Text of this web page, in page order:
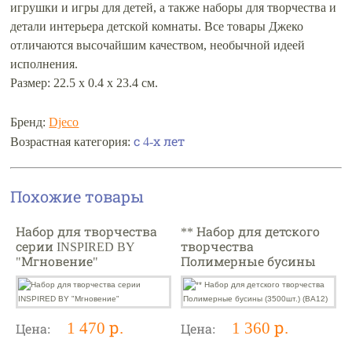
игрушки и игры для детей, а также наборы для творчества и
детали интерьера детской комнаты. Все товары Джеко
отличаются высочайшим качеством, необычной идеей
исполнения.
Размер: 22.5 х 0.4 х 23.4 см.
Бренд:Djeco
Возрастная категория:с 4-х лет
Похожие товары
Набор для творчества
серии INSPIRED BY
"Мгновение"
Цена: 1 470 р.
** Набор для детского
творчества
Полимерные бусины
(3500шт.) (BA12)
Цена: 1 360 р.